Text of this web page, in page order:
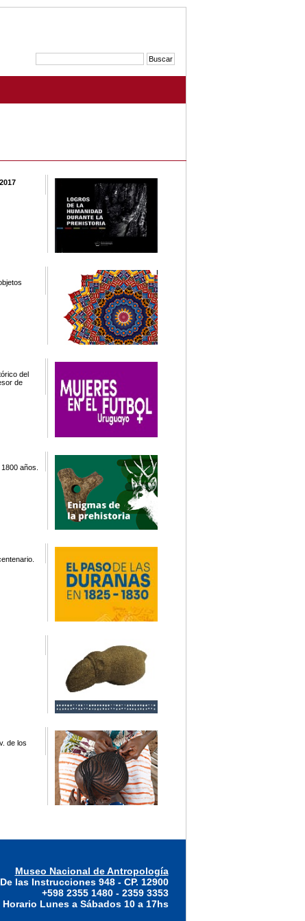
del
de
años.
de los
Museo Nacional de Antropología
las Instrucciones 948 - CP. 12900
+598 2355 1480 - 2359 3353
Horario Lunes a Sábados 10 a 17hs